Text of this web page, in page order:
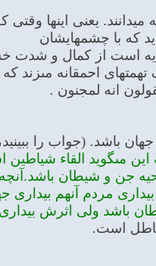
میدانند. یعنى
که با چشمهایشان
کنایه است از کمال و
احمقانه مى‏زند که
انه لمجنون .
باشد. (جواب را
این مى‏گوید القاء
جن و شیطان
مردم آنهم
باشد ولى اثرش
باطل است.